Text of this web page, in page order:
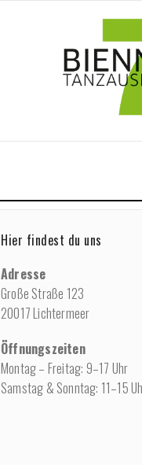
Hier findest du uns
Adresse
Große Straße 123
20017 Lichtermeer
Öffnungszeiten
Montag – Freitag: 9–17 Uhr
Samstag & Sonntag: 11–15